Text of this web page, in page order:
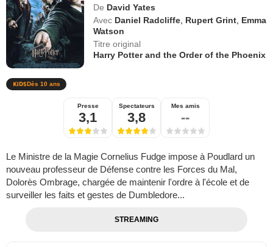
De David Yates
Avec Daniel Radcliffe Rupert Grint Emma
Watson
Titre original
Harry Potter and the Order of the Phoenix
Dès 10 ans
Presse
3,1
Spectateurs
3,8
Mes amis
--
Le Ministre de la Magie Cornelius Fudge impose à Poudlard un
nouveau professeur de Défense contre les Forces du Mal,
Dolorès Ombrage, chargée de maintenir l'ordre à l'école et de
surveiller les faits et gestes de Dumbledore...
STREAMING